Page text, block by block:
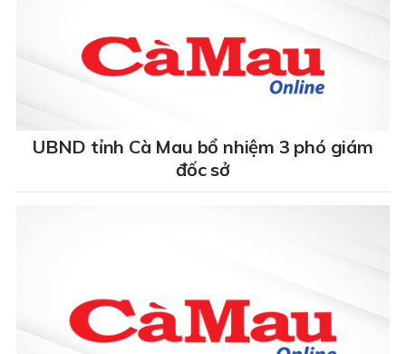
UBND tỉnh Cà Mau bổ nhiệm 3 phó giám
đốc sở